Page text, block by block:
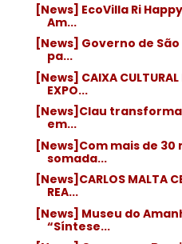
[News] EcoVilla Ri
Am...
[News] Governo de
pa...
[News] CAIXA CULTURAL
EXPO...
[News]Clau
em...
[News]Com mais de
somada...
[News]CARLOS MALTA
REA...
[News] Museu do
“Síntese...